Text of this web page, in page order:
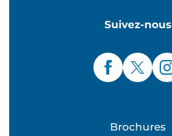
Suivez-nous
Brochures